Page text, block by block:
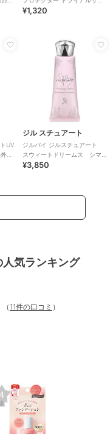
ズ 15g 医薬部外品 （顔用日焼
¥1,320
UV
品
ジル スチュアート
ジルバイ ジルスチュアート
スウィートドリームス シマ
リング UVプロテクター＜限
¥3,850
気ランキング
（ 11件の口コミ ）